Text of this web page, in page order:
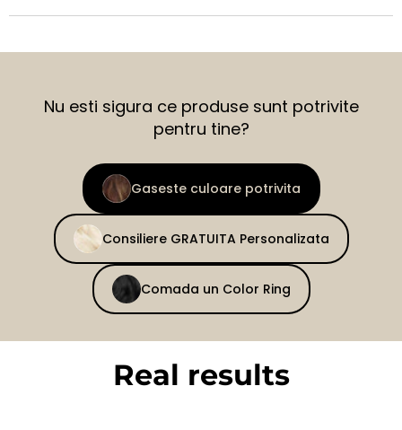
Nu esti sigura ce produse sunt potrivite
pentru tine?
Gaseste culoare potrivita
Consiliere GRATUITA Personalizata
Comada un Color Ring
Real results